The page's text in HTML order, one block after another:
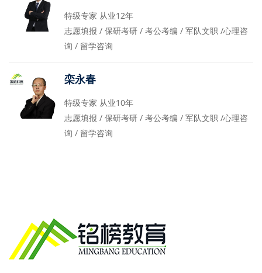
特级专家 从业12年
志愿填报 / 保研考研 / 考公考编 / 军队文职 /心理咨
询 / 留学咨询
栾永春
特级专家 从业10年
志愿填报 / 保研考研 / 考公考编 / 军队文职 /心理咨
询 / 留学咨询